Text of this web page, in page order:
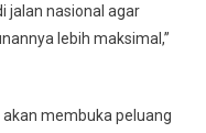
jalan nasional agar
lebih maksimal,”
membuka peluang